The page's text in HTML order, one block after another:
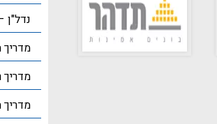
נדל"ן
מדריך